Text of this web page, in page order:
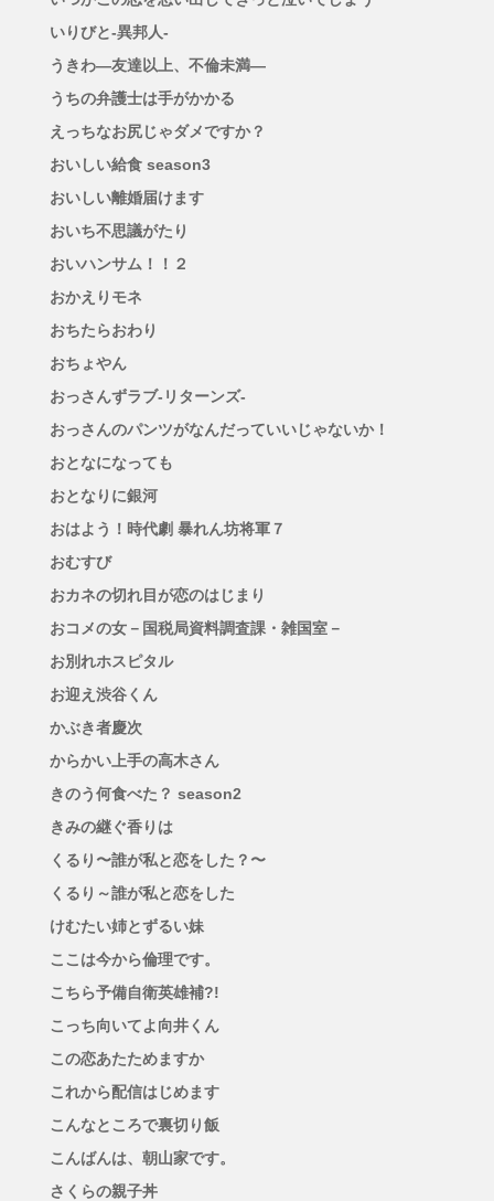
いりびと-異邦人-
うきわ―友達以上、不倫未満―
うちの弁護士は手がかかる
えっちなお尻じゃダメですか？
おいしい給食 season3
おいしい離婚届けます
おいち不思議がたり
おいハンサム！！２
おかえりモネ
おちたらおわり
おちょやん
おっさんずラブ-リターンズ-
おっさんのパンツがなんだっていいじゃないか！
おとなになっても
おとなりに銀河
おはよう！時代劇 暴れん坊将軍７
おむすび
おカネの切れ目が恋のはじまり
おコメの女－国税局資料調査課・雑国室－
お別れホスピタル
お迎え渋谷くん
かぶき者慶次
からかい上手の高木さん
きのう何食べた？ season2
きみの継ぐ香りは
くるり〜誰が私と恋をした？〜
くるり～誰が私と恋をした
けむたい姉とずるい妹
ここは今から倫理です。
こちら予備自衛英雄補?!
こっち向いてよ向井くん
この恋あたためますか
これから配信はじめます
こんなところで裏切り飯
こんばんは、朝山家です。
さくらの親子丼